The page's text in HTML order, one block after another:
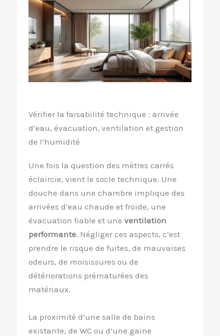
Vérifier la faisabilité technique : arrivée
d’eau, évacuation, ventilation et gestion
de l’humidité
Une fois la question des mètres carrés
éclaircie, vient le socle technique. Une
douche dans une chambre implique des
arrivées d’eau chaude et froide, une
évacuation fiable et une ventilation
performante. Négliger ces aspects, c’est
prendre le risque de fuites, de mauvaises
odeurs, de moisissures ou de
détériorations prématurées des
matériaux.
La proximité d’une salle de bains
existante, de WC ou d’une gaine